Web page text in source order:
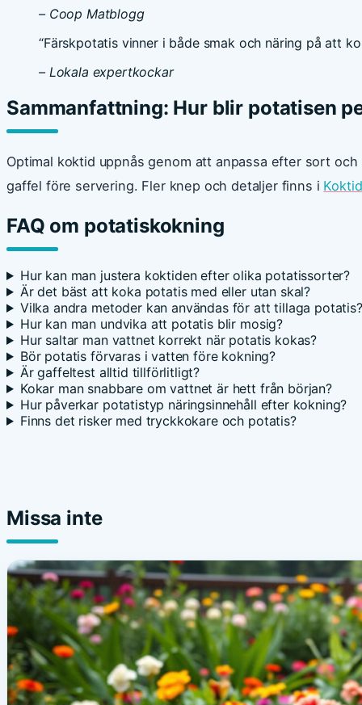
– Coop Matblogg
“Färskpotatis vinner i både smak och näring på att
– Lokala expertkockar
Sammanfattning: Hur blir potatisen
Optimal koktid uppnås genom att anpassa efter sort
gaffel före servering. Fler knep och detaljer finns i
FAQ om potatiskokning
Hur kan man justera koktiden efter olika potatissorter?
Är det bäst att koka potatis med eller utan skal?
Vilka andra metoder kan användas för att tillaga potatis?
Hur kan man undvika att potatis blir mosig?
Hur saltar man vattnet korrekt när potatis kokas?
Bör potatis förvaras i vatten före kokning?
Är gaffeltest alltid tillförlitligt?
Kokar man snabbare om vattnet är hett från början?
Hur påverkar potatistyp näringsinnehåll efter kokning?
Finns det risker med tryckkokare och potatis?
Missa inte